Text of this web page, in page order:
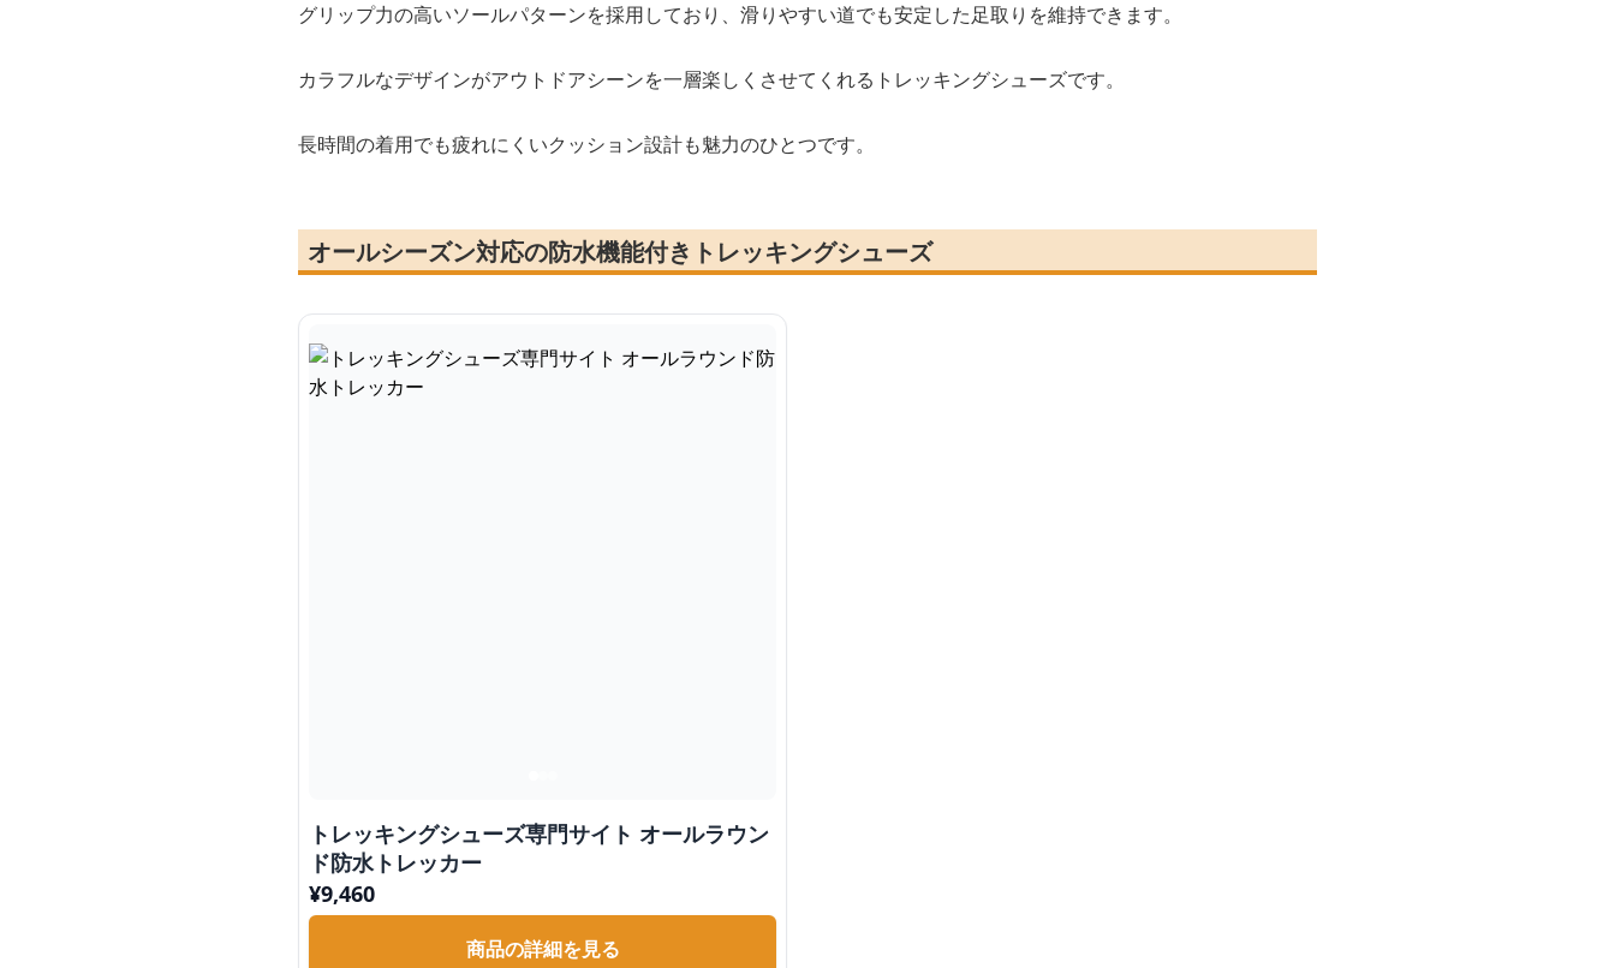
グリップ力の高いソールパターンを採用しており、滑りやすい道でも安定した足取りを維持できます。
カラフルなデザインがアウトドアシーンを一層楽しくさせてくれるトレッキングシューズです。
長時間の着用でも疲れにくいクッション設計も魅力のひとつです。
オールシーズン対応の防水機能付きトレッキングシューズ
トレッキングシューズ専門サイト オールラウン
ド防水トレッカー
¥9,460
商品の詳細を見る